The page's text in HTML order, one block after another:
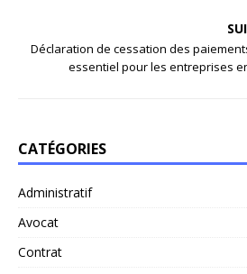
Déclaration de cessation des
essentiel pour les entreprises
CATÉGORIES
Administratif
Avocat
Contrat